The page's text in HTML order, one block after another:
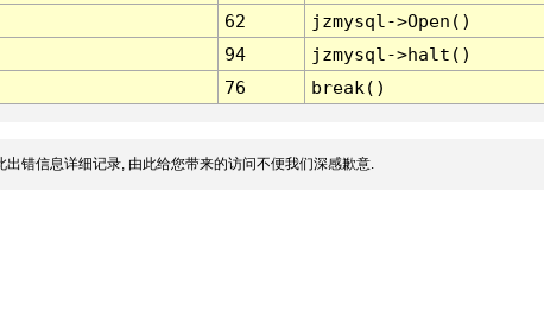
62
jzmysql->Open()
94
jzmysql->halt()
76 break()
错信息详细记录, 由此给您带来的访问不便我们深感歉意.